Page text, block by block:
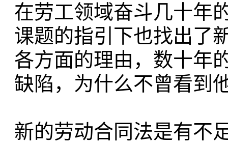
在劳工领域奋斗几十年
课题的指引下也找出了
各方面的理由，数十年
缺陷，为什么不曾看到
新的劳动合同法是有不